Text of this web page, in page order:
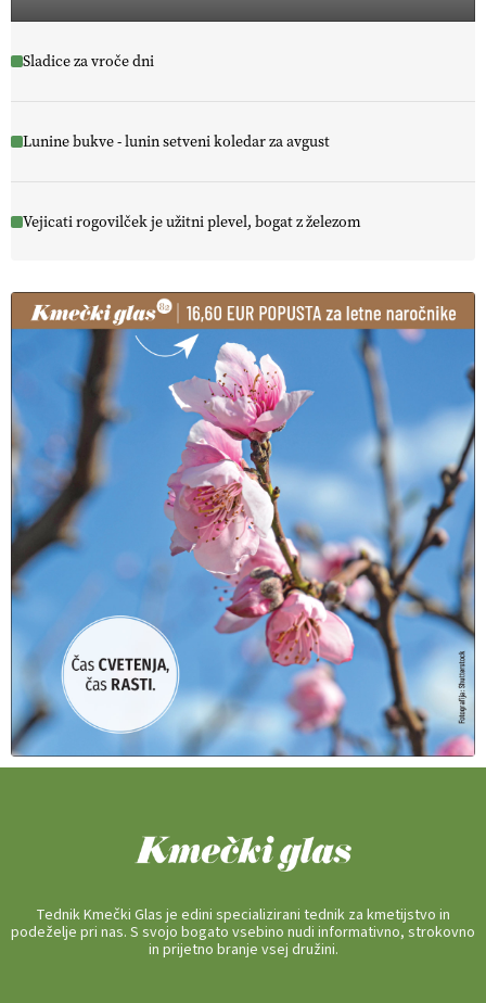
Sladice za vroče dni
Lunine bukve - lunin setveni koledar za avgust
Vejicati rogovilček je užitni plevel, bogat z železom
Tednik Kmečki Glas je edini specializirani tednik za kmetijstvo in
podeželje pri nas. S svojo bogato vsebino nudi informativno, strokovno
in prijetno branje vsej družini.